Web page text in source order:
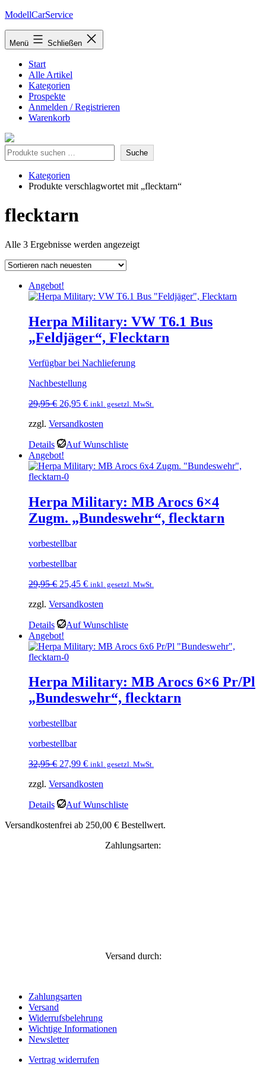
Zum
springen
ModellCarService
Menü Schließen
Start
Alle Artikel
Kategorien
Prospekte
Anmelden / Registrieren
Warenkorb
Suche Suche
Kategorien
Produkte verschlagwortet mit „flecktarn“
flecktarn
Alle 3 Ergebnisse werden angezeigtNach
Angebot!
Herpa Military: VW T6.1 Bus
„Feldjäger“, Flecktarn
Verfügbar bei Nachlieferung
Nachbestellung
29,95€ Ursprünglicher
war:
26,95 €Aktueller
ist:
inkl. gesetzl. MwSt.
zzgl. Versandkosten
Details
Auf Wunschliste
Angebot!
Herpa Military: MB Arocs 6×4
Zugm. „Bundeswehr“, flecktarn
vorbestellbar
vorbestellbar
29,95€ Ursprünglicher
war:
25,45 €Aktueller
ist:
inkl. gesetzl. MwSt.
zzgl. Versandkosten
Details
Auf Wunschliste
Angebot!
Herpa Military: MB Arocs 6×6 Pr/Pl
„Bundeswehr“, flecktarn
vorbestellbar
vorbestellbar
32,95€ Ursprünglicher
war:
27,99 €Aktueller
ist:
inkl. gesetzl. MwSt.
zzgl. Versandkosten
Details
Auf Wunschliste
Versandkostenfrei ab 250,00 € Bestellwert.
Zahlungsarten:
Versand durch:
Zahlungsarten
Versand
Widerrufsbelehrung
Wichtige Informationen
Newsletter
Vertrag widerrufen